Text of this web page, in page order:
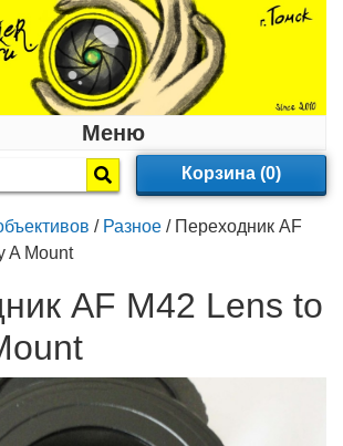
Меню
Корзина (0)
/ Разное / Переходник AF
A Mount
AF M42 Lens to